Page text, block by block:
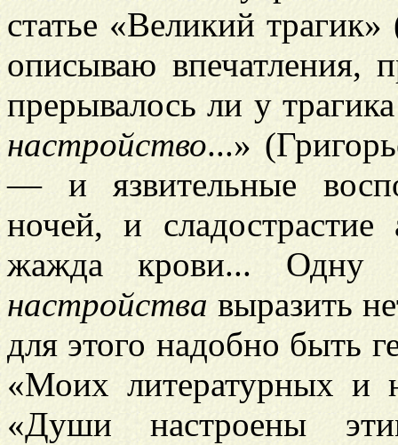
статье «Великий
описываю впечатления,
прерывалось ли у
настройство...»
— и язвительные
ночей, и
жажда крови... Одну
настройства выразить
для этого надобно быть
«Моих литературных и
«Души настроены